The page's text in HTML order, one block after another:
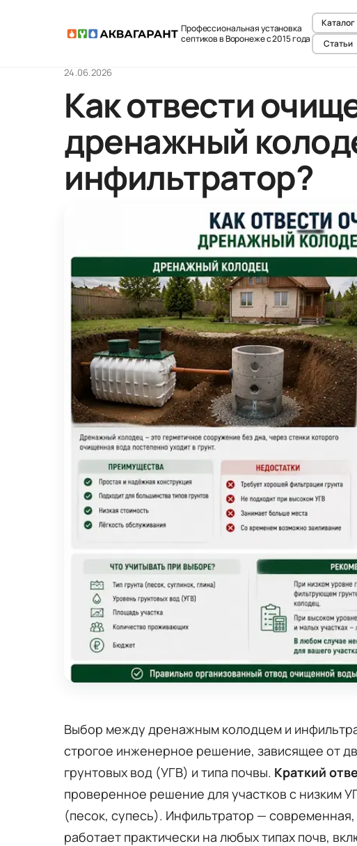
Профессиональная установка
септиков в Воронеже с 2015 года
Каталог
Статьи
24.06.2026
Как отвести
дренажный
инфильтратор?
Выбор между дренажным колодцем и
строгое инженерное решение, зависящее от
грунтовых вод (УГВ) и типа почвы. Краткий
проверенное решение для участков с низким
(песок, супесь). Инфильтратор —
работает практически на любых типах почв,